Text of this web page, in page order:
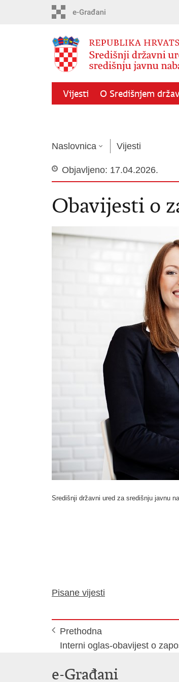
Vijesti O Središnjem
Naslovnica Vijesti
Objavljeno: 17.04.2026.
Obavijesti o
Središnji državni ured za središnju javnu
Pisane vijesti
Prethodna
Interni oglas-obavijest o
e-Građani